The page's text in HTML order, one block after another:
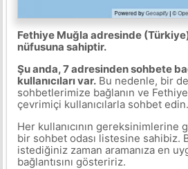
Fethiye Muğla adresinde
nüfusuna sahiptir.
Şu anda, 7 adresinden sohbete
kullanıcıları var.Bu nedenle, bir
sohbetlerimize bağlanın ve
çevrimiçi kullanıcılarla sohbet edin.
Her kullanıcının gereksinimlerine
bir sohbet odası listesine sahibiz.
istediğiniz zaman aramanıza en
bağlantısını gösteririz.